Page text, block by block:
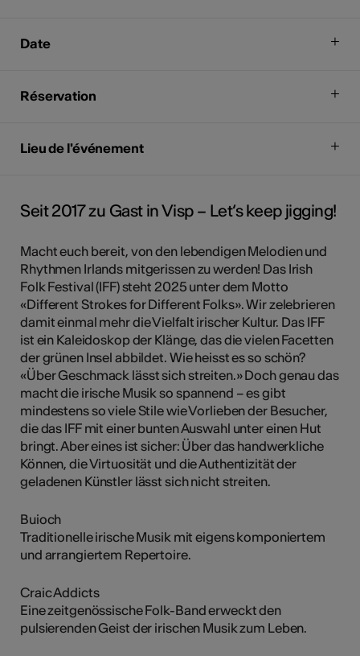
Date
Réservation
Lieu de l'événement
Seit 2017 zu Gast in Visp – Let‘s keep jigging!
Macht euch bereit, von den lebendigen Melodien und
Rhythmen Irlands mitgerissen zu werden! Das Irish
Folk Festival (IFF) steht 2025 unter dem Motto
«Different Strokes for Different Folks». Wir zelebrieren
damit einmal mehr die Vielfalt irischer Kultur. Das IFF
ist ein Kaleidoskop der Klänge, das die vielen Facetten
der grünen Insel abbildet. Wie heisst es so schön?
«Über Geschmack lässt sich streiten.» Doch genau das
macht die irische Musik so spannend – es gibt
mindestens so viele Stile wie Vorlieben der Besucher,
die das IFF mit einer bunten Auswahl unter einen Hut
bringt. Aber eines ist sicher: Über das handwerkliche
Können, die Virtuosität und die Authentizität der
geladenen Künstler lässt sich nicht streiten.
Buioch
Traditionelle irische Musik mit eigens komponiertem
und arrangiertem Repertoire.
Craic Addicts
Eine zeitgenössische Folk-Band erweckt den
pulsierenden Geist der irischen Musik zum Leben.